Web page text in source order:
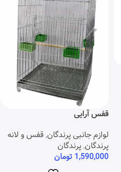
قفس آرایی
لوازم جانبی پرندگان,قفس و لانه
پرندگان,پرندگان
1,590,000 تومان